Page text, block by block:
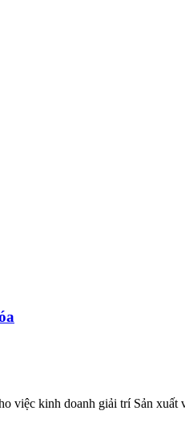
việc kinh doanh giải trí Sản